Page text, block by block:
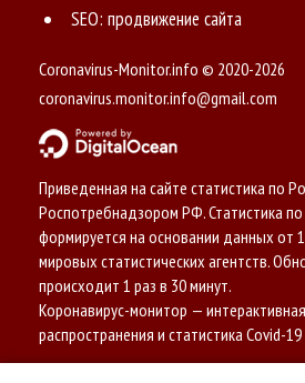
SEO: продвижение сайта
Coronavirus-Monitor.info © 2020-2026
coronavirus.monitor.info@gmail.com
Приведенная на сайте статистика по
Роспотребнадзором РФ. Статистика
формируется на основании данных от
мировых статистических агентств.
происходит 1 раз в 30 минут.
Коронавирус-монитор —
распространения и статистика Covid-19